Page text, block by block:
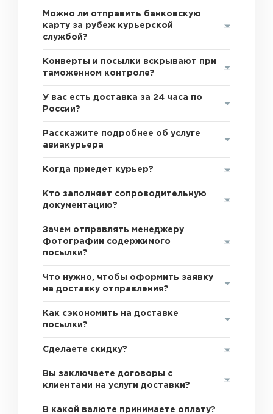
Можно ли отправить банковскую
карту за рубеж курьерской
службой?
Конверты и посылки вскрывают при
таможенном контроле?
У вас есть доставка за 24 часа по
России?
Расскажите подробнее об услуге
авиакурьера
Когда приедет курьер?
Кто заполняет сопроводительную
документацию?
Зачем отправлять менеджеру
фотографии содержимого
посылки?
Что нужно, чтобы оформить заявку
на доставку отправления?
Как сэкономить на доставке
посылки?
Сделаете скидку?
Вы заключаете договоры с
клиентами на услуги доставки?
В какой валюте принимаете оплату?